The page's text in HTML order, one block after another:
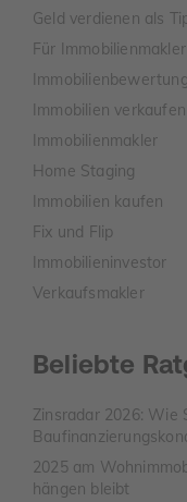
Geld verdienen als
Für Immobilienmakler
Immobilienbewertung
Immobilien verkaufen
Immobilienmakler
Home Staging
Immobilien kaufen
Fix und Flip
Immobilieninvestor
Verkaufsmakler
Beliebte
Zinsradar 2026: Wie
2025 am
hängen bleibt